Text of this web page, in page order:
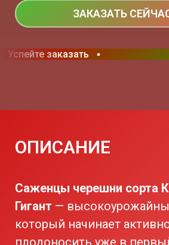
Успейте заказать
ЗАКАЗАТЬ
Саженцы черешни сорта
Гигант —
который начинает
плодоносить уже в
ОПИСАНИЕ